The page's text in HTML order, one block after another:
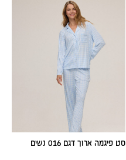
סט פיגמה ארוך דגם 016 נשים